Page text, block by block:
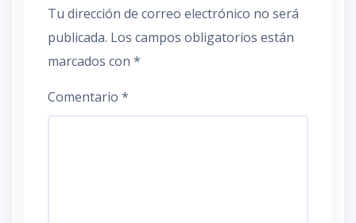
Tu dirección de correo electrónico no será
publicada. Los campos obligatorios están
marcados con *
Comentario *